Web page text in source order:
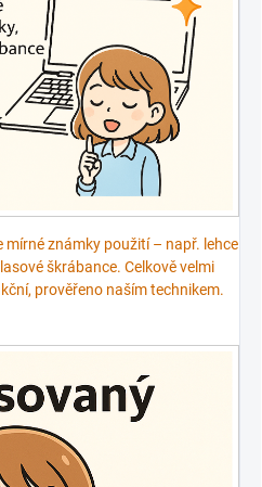
mírné známky použití – např. lehce
škrábance. Celkově velmi
prověřeno naším technikem.